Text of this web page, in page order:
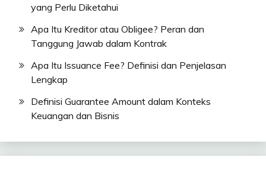
yang Perlu Diketahui
Apa Itu Kreditor atau Obligee? Peran dan
Tanggung Jawab dalam Kontrak
Apa Itu Issuance Fee? Definisi dan Penjelasan
Lengkap
Definisi Guarantee Amount dalam Konteks
Keuangan dan Bisnis